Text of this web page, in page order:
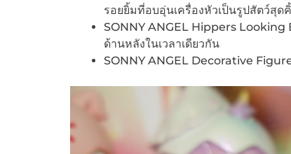
รอยยิ้มที่อบอุ่นเครื่องหัวเป็นรูปสัตว์สุด
SONNY ANGEL Hippers
ด้านหลังในเวลาเดียวกัน
SONNY ANGEL Decorative